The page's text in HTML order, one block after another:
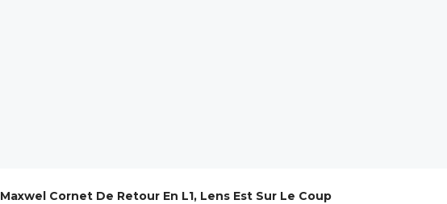
Maxwel Cornet De Retour En L1, Lens Est Sur Le Coup